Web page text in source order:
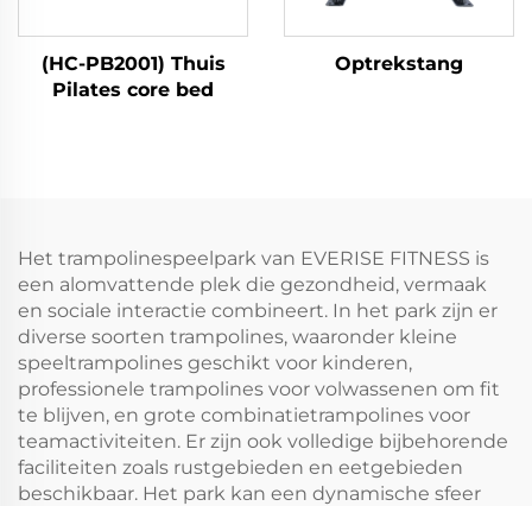
(HC-PB2001) Thuis
Pilates core bed
Optrekstang
Het trampolinespeelpark van EVERISE FITNESS is
een alomvattende plek die gezondheid, vermaak
en sociale interactie combineert. In het park zijn er
diverse soorten trampolines, waaronder kleine
speeltrampolines geschikt voor kinderen,
professionele trampolines voor volwassenen om fit
te blijven, en grote combinatietrampolines voor
teamactiviteiten. Er zijn ook volledige bijbehorende
faciliteiten zoals rustgebieden en eetgebieden
beschikbaar. Het park kan een dynamische sfeer